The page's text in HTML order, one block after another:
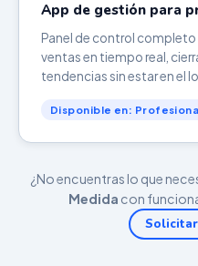
App de gestión para
Panel de control
ventas en tiempo real,
tendencias sin estar en el
Disponible en:
¿No encuentras lo que
Medida con